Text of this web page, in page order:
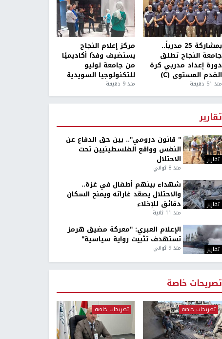
بمشاركة 25 مدرباً..
جامعة النجاح تطلق
دورة إعداد مدربي كرة
القدم المستوى (C)
منذ 51 دقيقة
مركز إعلام النجاح
يستضيف وفدًا أكاديميًا
من جامعة لوليو
للتكنولوجيا السويدية
منذ 9 دقيقة
تقارير
تقارير
" قانون درومي".. بين حق الدفاع عن
النفس وواقع الفلسطينيين تحت
الاحتلال
منذ 8 ثواني
تقارير
شهداء بينهم أطفال في غزة..
والاحتلال يصعّد غاراته ويمنح السكان
دقائق للإخلاء
منذ 11 ثانية
تقارير
الإعلام العبري: "معركة مضيق هرمز
تستهدف تثبيت رواية سياسية"
منذ 9 ثواني
تصريحات خاصة
تصريحات خاصة تصريحات خاصة